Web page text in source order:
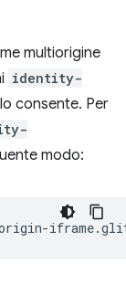
multiorigine
identity-
consente. Per
modo: